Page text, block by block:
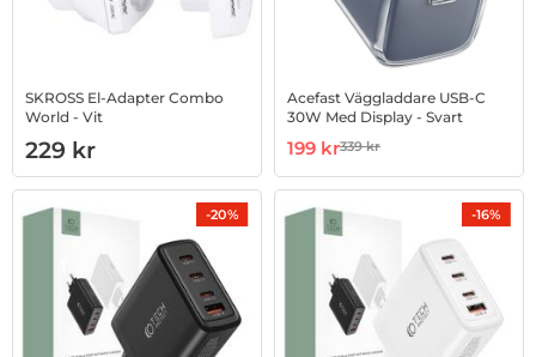
SKROSS El-Adapter Combo
World - Vit
Art. nr 1002944090
229 kr
Acefast Väggladdare USB-C
30W Med Display - Svart
Art. nr 1002945022
rea pris
199 krtidigare pris
339 kr
-20% -16%